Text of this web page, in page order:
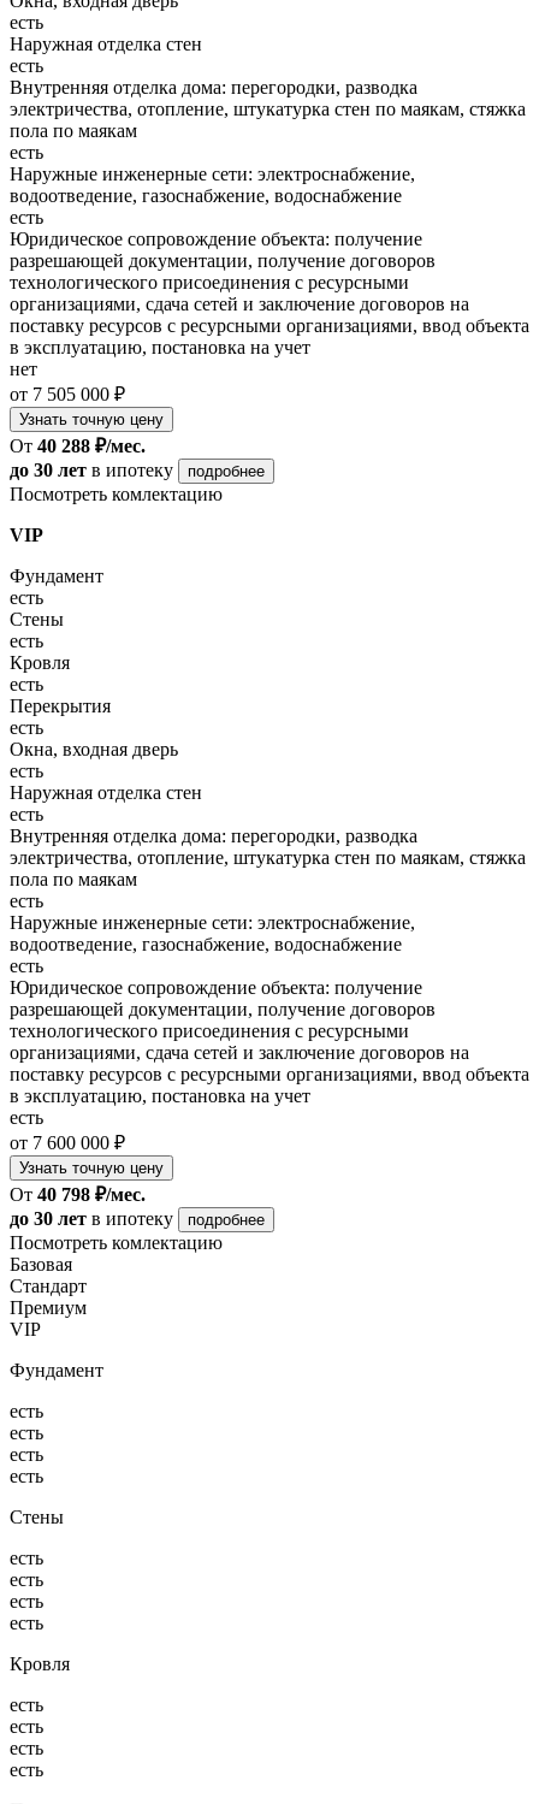
есть
Наружная отделка стен
есть
Внутренняя отделка дома: перегородки, разводка
электричества, отопление, штукатурка стен по маякам, стяжка
пола по маякам
есть
Наружные инженерные сети: электроснабжение,
водоотведение, газоснабжение, водоснабжение
есть
Юридическое сопровождение объекта: получение
разрешающей документации, получение договоров
технологического присоединения с ресурсными
организациями, сдача сетей и заключение договоров на
поставку ресурсов с ресурсными организациями, ввод объекта
в эксплуатацию, постановка на учет
нет
от 7 505 000 ₽
Узнать точную цену
От 40 288 ₽/мес.
до 30 лет в ипотеку подробнее
Посмотреть комлектацию
VIP
Фундамент
есть
Стены
есть
Кровля
есть
Перекрытия
есть
Окна, входная дверь
есть
Наружная отделка стен
есть
Внутренняя отделка дома: перегородки, разводка
электричества, отопление, штукатурка стен по маякам, стяжка
пола по маякам
есть
Наружные инженерные сети: электроснабжение,
водоотведение, газоснабжение, водоснабжение
есть
Юридическое сопровождение объекта: получение
разрешающей документации, получение договоров
технологического присоединения с ресурсными
организациями, сдача сетей и заключение договоров на
поставку ресурсов с ресурсными организациями, ввод объекта
в эксплуатацию, постановка на учет
есть
от 7 600 000 ₽
Узнать точную цену
От 40 798 ₽/мес.
до 30 лет в ипотеку подробнее
Посмотреть комлектацию
Базовая
Стандарт
Премиум
VIP
Фундамент
есть
есть
есть
есть
Стены
есть
есть
есть
есть
Кровля
есть
есть
есть
есть